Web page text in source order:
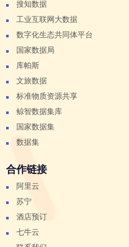
搜知数据
工业互联网大数据
数字化生态共同体平台
国家数据局
库帕斯
文旅数据
标准物质资源共享
鲸智数据集库
国家数据集
数据集
合作链接
阿里云
苏宁
酒店预订
七牛云